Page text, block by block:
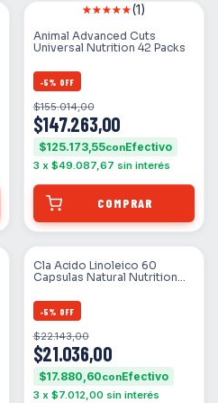
(1)
Animal Advanced Cuts
Universal Nutrition 42 Packs
-5% OFF
$147.263,00
$155.014,00
$125.173,55con
3 x $49.087,67 sin interés
Cla Acido Linoleico 60
Capsulas Natural Nutrition
-5% OFF
$21.036,00
$22.143,00
$17.880,60con
3 x $7.012,00 sin interés